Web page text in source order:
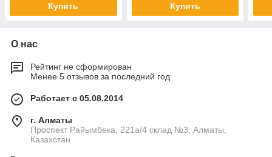
Купить Купить
О нас
Рейтинг не сформирован
Менее 5 отзывов за последний год
Работает с 05.08.2014
г. Алматы
Проспект Райымбека, 221а/4 склад №3, Алматы,
Казахстан